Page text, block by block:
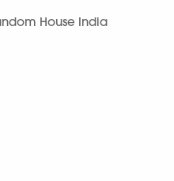
House India